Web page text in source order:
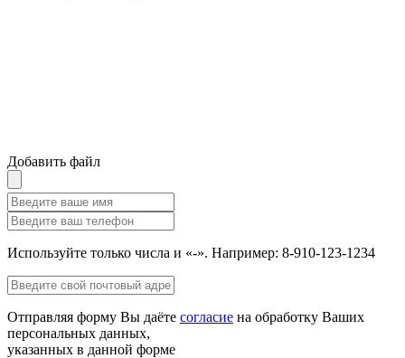
Добавить файл
Используйте только числа и «-». Например: 8-910-123-1234
Отправляя форму Вы даёте согласие на обработку Ваших
персональных данных,
указанных в данной форме